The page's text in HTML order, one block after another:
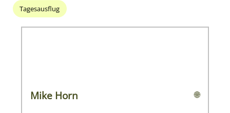
Tagesausflug
Mike Horn 🌐